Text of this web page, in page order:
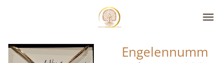
de
hoofdinhoud
Engelennumm